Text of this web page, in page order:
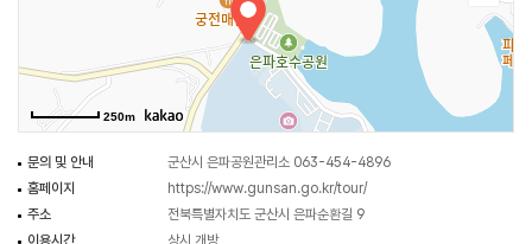
편안한 휴식처를 제공한다.
250m
문의 및 안내
군산시 은파공원관리소 063-454-4896
홈페이지
https://www.gunsan.go.kr/tour/
주소
전북특별자치도 군산시 은파순환길 9
이용시간
상시 개방